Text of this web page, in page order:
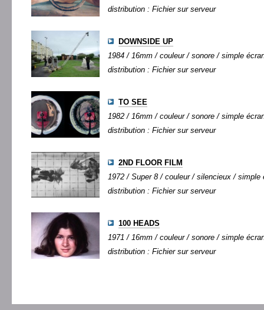
distribution : Fichier sur serveur
DOWNSIDE UP
1984 / 16mm / couleur / sonore / simple
distribution : Fichier sur serveur
TO SEE
1982 / 16mm / couleur / sonore / simple
distribution : Fichier sur serveur
2ND FLOOR FILM
1972 / Super 8 / couleur / silencieux / simple
distribution : Fichier sur serveur
100 HEADS
1971 / 16mm / couleur / sonore / simple
distribution : Fichier sur serveur